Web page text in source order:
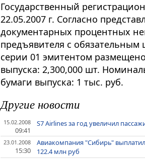
Государственный
22.05.2007 г. Согласно
документарных процентных
предъявителя с
серии 01 эмитентом
выпуска: 2,300,000 шт.
бумаги выпуска: 1 тыс. руб.
Другие новости
15.02.2008
09:41
S7 Airlines за год увеличил
23.01.2008
15:30
Авиакомпания "Сибирь"
122.4 млн руб